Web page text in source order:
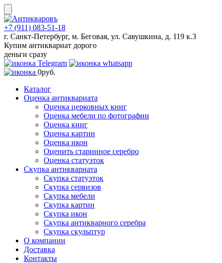
Skip
to
content
+7 (911) 083-51-18
г. Санкт-Петербург, м. Беговая, ул. Савушкина, д. 119 к.3
Купим антиквариат дорого
деньги сразу
0руб.
Каталог
Оценка антиквариата
Оценка церковных книг
Оценка мебели по фотографии
Оценка книг
Оценка картин
Оценка икон
Оценить старинное серебро
Оценка статуэток
Скупка антиквариата
Скупка статуэток
Скупка сервизов
Скупка мебели
Скупка картин
Скупка икон
Скупка антикварного серебра
Скупка скульптур
О компании
Доставка
Контакты